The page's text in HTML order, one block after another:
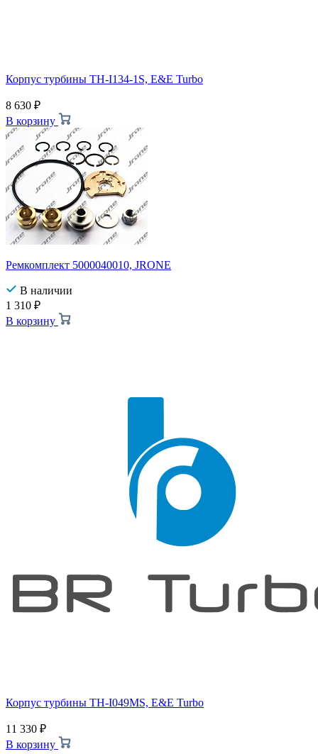
Корпус турбины TH-I134-1S, E&E Turbo
8 630 ₽
В корзину
Ремкомплект 5000040010, JRONE
В наличии
1 310 ₽
В корзину
Корпус турбины TH-I049MS, E&E Turbo
11 330 ₽
В корзину